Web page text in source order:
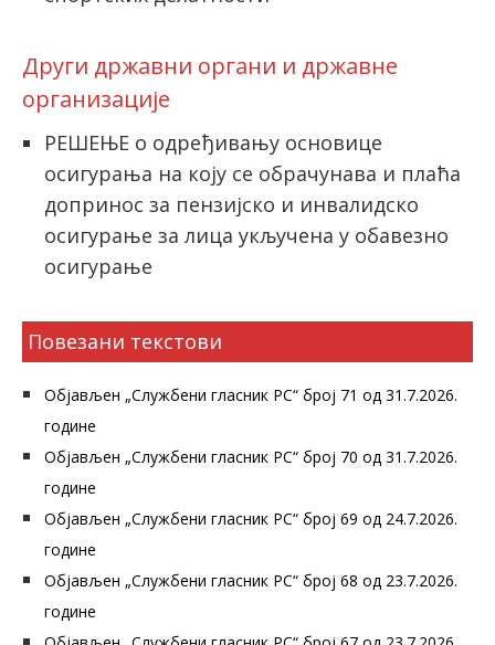
Други државни органи и државне
организације
РЕШЕЊЕ о одређивању основице
осигурања на коју се обрачунава и плаћа
допринос за пензијско и инвалидско
осигурање за лица укључена у обавезно
осигурање
Повезани текстови
Објављен „Службени гласник РС“ број 71 од 31.7.2026.
године
Објављен „Службени гласник РС“ број 70 од 31.7.2026.
године
Објављен „Службени гласник РС“ број 69 од 24.7.2026.
године
Објављен „Службени гласник РС“ број 68 од 23.7.2026.
године